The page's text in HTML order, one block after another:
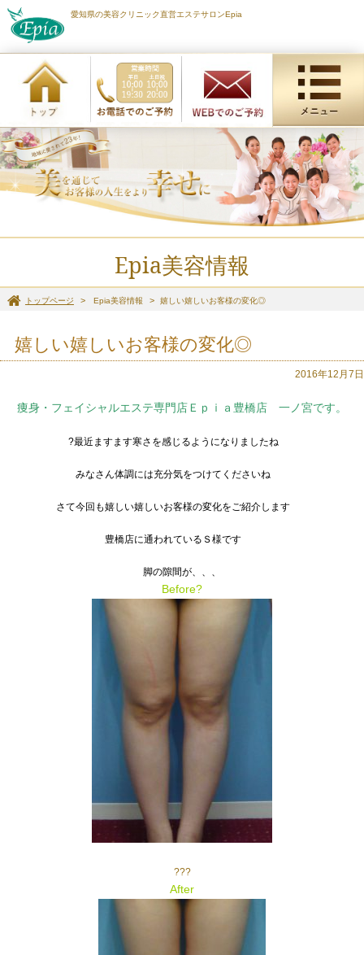
愛知県の美容クリニック直営エステサロンEpia
Epia美容情報
トップページ Epia美容情報 嬉しい嬉しいお客様の変化◎
嬉しい嬉しいお客様の変化◎
2016年12月7日
痩身・フェイシャルエステ専門店Ｅｐｉａ豊橋店 一ノ宮です。
?最近ますます寒さを感じるようになりましたね
みなさん体調には充分気をつけてくださいね
さて今回も嬉しい嬉しいお客様の変化をご紹介します
豊橋店に通われているＳ様です
脚の隙間が、、、
Before?
???
After